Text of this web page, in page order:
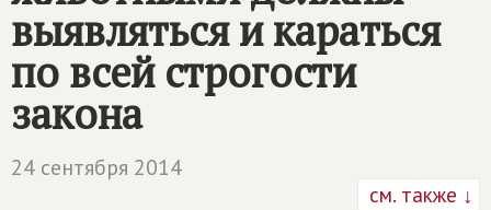
выявляться и караться
по всей строгости
закона
24 сентября 2014
см. также ↓